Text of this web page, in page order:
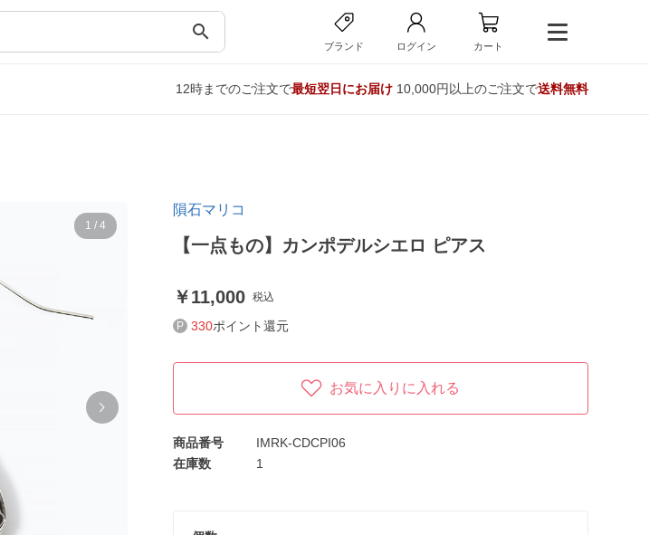
search
ブランド ログイン カート
12時までのご注文で最短翌日にお届け10,000円以上のご注文で送料無料
1 / 4
隕石マリコ
【一点もの】カンポデルシエロ ピアス
11,000 税込
330ポイント還元
お気に入りに入れる
商品番号
IMRK-CDCPI06
在庫数
1